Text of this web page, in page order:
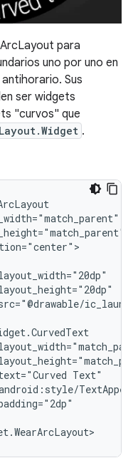
para
uno por uno en
Sus
ser widgets
"curvos" que
.